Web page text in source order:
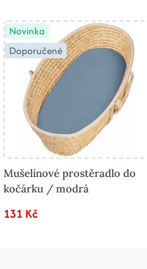
Novinka
Doporučené
Mušelínové prostěradlo do
kočárku / modrá
131 Kč